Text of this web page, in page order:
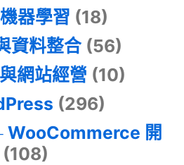
器學習 (18)
資料整合(56)
網站經營 (10)
(296)
WooCommerce 開